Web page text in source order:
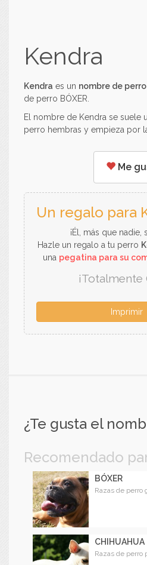
Kendra
Kendra es un nombre de perro
de perro BÓXER.
El nombre de Kendra se suele
perro hembras y empieza por
Me
Un regalo para
¡Él, más que nadie,
Hazle un regalo a tu perro
una pegatina para su
¡Totalmente
Imprimir
¿Te gusta el
Recomendado
BÓXER
Razas de perro
CHIHUAHUA
Razas de perro